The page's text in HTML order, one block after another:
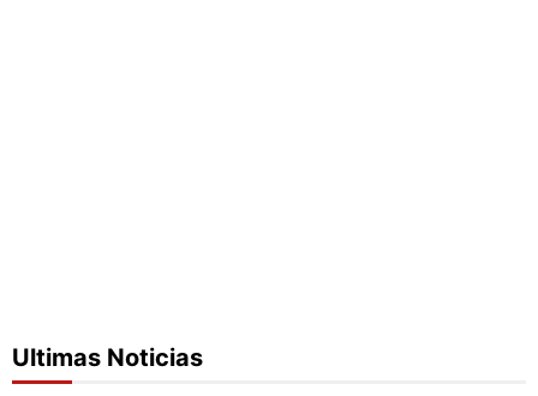
Ultimas Noticias